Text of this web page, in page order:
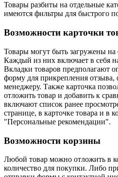
Товары разбиты на отдельные
имеются фильтры для быстрого
Возможности карточки
Товары могут быть загружены на
Каждый из них включает в себя
Вкладки товаров предполагают
форму для прикрепления отзыва,
менеджеру. Также карточка
отложить товар и добавить к
включают список ранее
странице, в карточке товара и в
"Персональные рекомендации".
Возможности корзины
Любой товар можно отложить в
количество для покупки. Либо